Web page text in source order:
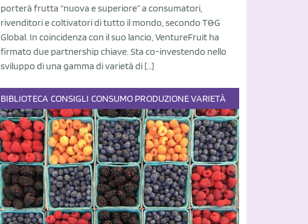
porterà frutta “nuova e superiore” a consumatori,
rivenditori e coltivatori di tutto il mondo, secondo T&G
Global. In coincidenza con il suo lancio, VentureFruit ha
firmato due partnership chiave. Sta co-investendo nello
sviluppo di una gamma di varietà di […]
BIBLIOTECA CONSIGLI CONSUMO PRODUZIONEVARIETÀ